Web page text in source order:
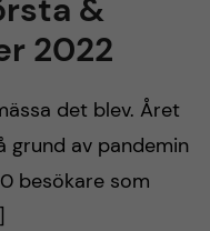
&
2022
det blev. Året
grund av pandemin
besökare som